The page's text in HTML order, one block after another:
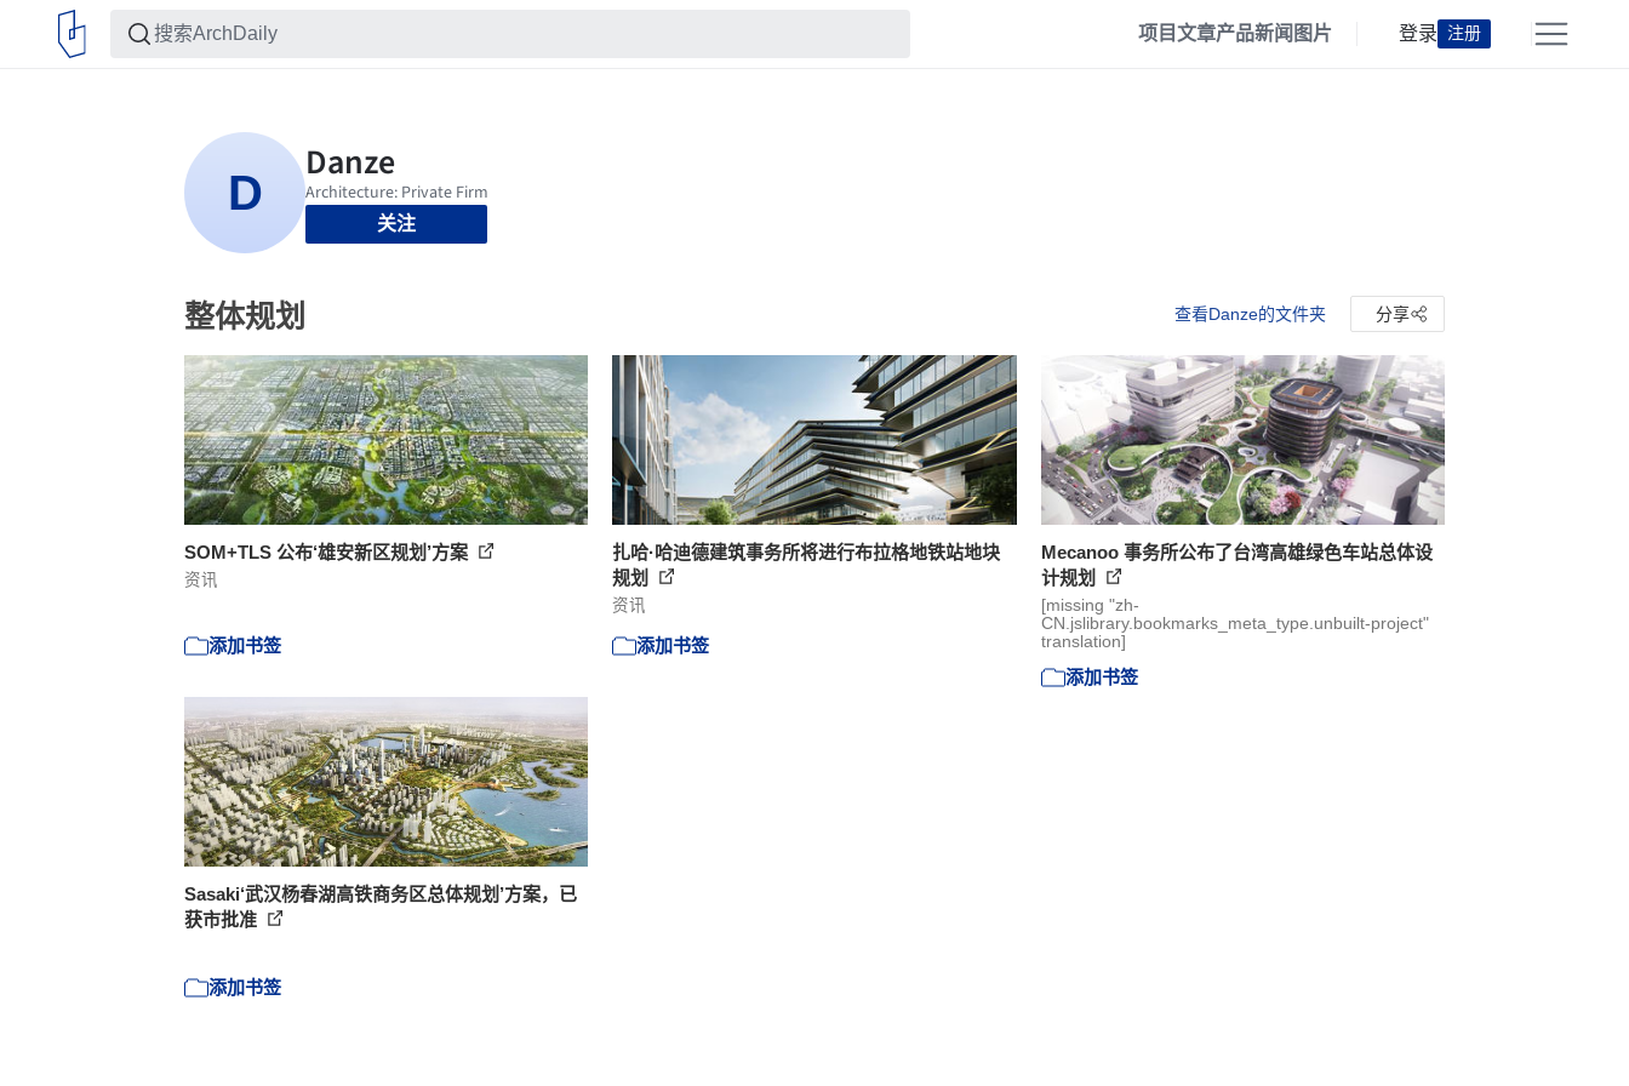
项目文章产品新闻 图片 登录 注册
关注
整体规划 查看Danze的文件夹 分享
SOM+TLS 公布‘雄安新区规划’方案
资讯
添加书签
扎哈·哈迪德建筑事务所将进行布拉格地铁站地块
规划
资讯
添加书签
Mecanoo 事务所公布了台湾高雄绿色车站总体设
计规划
[missing "zh-
CN.jslibrary.bookmarks_meta_type.unbuilt-project"
translation]
添加书签
Sasaki‘武汉杨春湖高铁商务区总体规划’方案，已
获市批准
添加书签